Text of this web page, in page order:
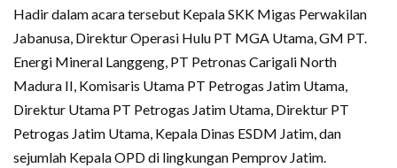
Hadir dalam acara tersebut Kepala SKK Migas Perwakilan
Jabanusa, Direktur Operasi Hulu PT MGA Utama, GM PT.
Energi Mineral Langgeng, PT Petronas Carigali North
Madura II, Komisaris Utama PT Petrogas Jatim Utama,
Direktur Utama PT Petrogas Jatim Utama, Direktur PT
Petrogas Jatim Utama, Kepala Dinas ESDM Jatim, dan
sejumlah Kepala OPD di lingkungan Pemprov Jatim.